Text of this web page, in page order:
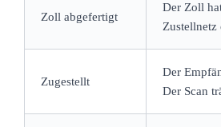
Zoll abgefertigt
Der Zoll
Zustellnetz
Zugestellt
Der
Der Scan